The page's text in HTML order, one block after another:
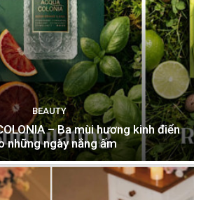
BEAUTY
– Ba mùi hương kinh điển
những ngày nắng ấm